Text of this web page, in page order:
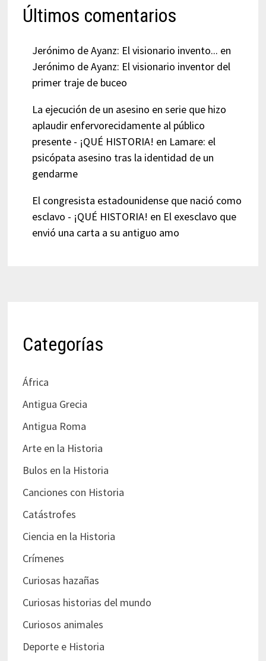
Últimos comentarios
Jerónimo de Ayanz: El visionario invento... en
Jerónimo de Ayanz: El visionario inventor del
primer traje de buceo
La ejecución de un asesino en serie que hizo
aplaudir enfervorecidamente al público
presente - ¡QUÉ HISTORIA! en Lamare: el
psicópata asesino tras la identidad de un
gendarme
El congresista estadounidense que nació como
esclavo - ¡QUÉ HISTORIA! en El exesclavo que
envió una carta a su antiguo amo
Categorías
África
Antigua Grecia
Antigua Roma
Arte en la Historia
Bulos en la Historia
Canciones con Historia
Catástrofes
Ciencia en la Historia
Crímenes
Curiosas hazañas
Curiosas historias del mundo
Curiosos animales
Deporte e Historia